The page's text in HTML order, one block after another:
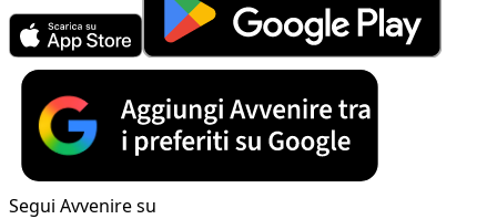
Segui Avvenire su